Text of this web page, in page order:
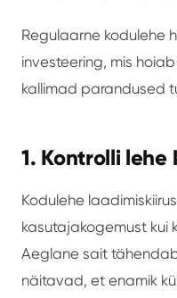
Regulaarne kodulehe
investeering, mis
kallimad parandused
1. Kontrolli
Kodulehe
kasutajakogemust kui
Aeglane sait
näitavad, et enamik